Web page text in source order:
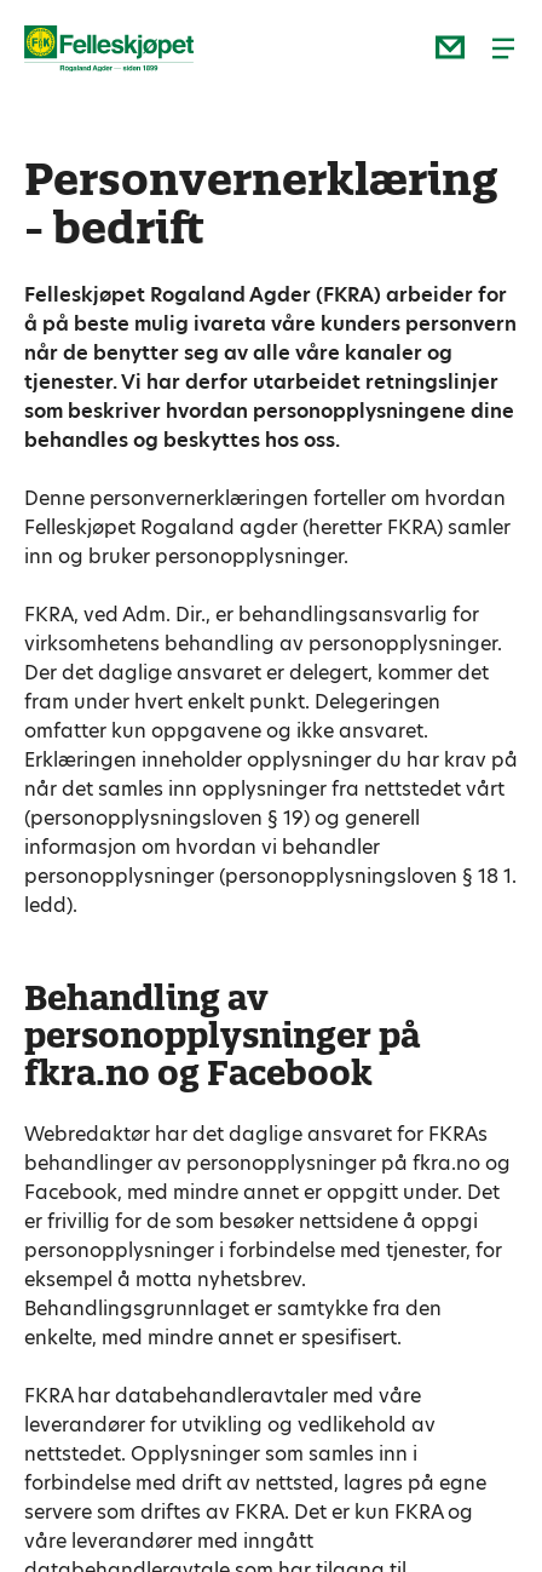
Personvernerklæring
- bedrift
Felleskjøpet Rogaland Agder (FKRA) arbeider for
å på beste mulig ivareta våre kunders personvern
når de benytter seg av alle våre kanaler og
tjenester. Vi har derfor utarbeidet retningslinjer
som beskriver hvordan personopplysningene dine
behandles og beskyttes hos oss.
Denne personvernerklæringen forteller om hvordan
Felleskjøpet Rogaland agder (heretter FKRA) samler
inn og bruker personopplysninger.
FKRA, ved Adm. Dir., er behandlingsansvarlig for
virksomhetens behandling av personopplysninger.
Der det daglige ansvaret er delegert, kommer det
fram under hvert enkelt punkt. Delegeringen
omfatter kun oppgavene og ikke ansvaret.
Erklæringen inneholder opplysninger du har krav på
når det samles inn opplysninger fra nettstedet vårt
(personopplysningsloven § 19) og generell
informasjon om hvordan vi behandler
personopplysninger (personopplysningsloven § 18 1.
ledd).
Behandling av
personopplysninger på
fkra.no og Facebook
Webredaktør har det daglige ansvaret for FKRAs
behandlinger av personopplysninger på fkra.no og
Facebook, med mindre annet er oppgitt under. Det
er frivillig for de som besøker nettsidene å oppgi
personopplysninger i forbindelse med tjenester, for
eksempel å motta nyhetsbrev.
Behandlingsgrunnlaget er samtykke fra den
enkelte, med mindre annet er spesifisert.
FKRA har databehandleravtaler med våre
leverandører for utvikling og vedlikehold av
nettstedet. Opplysninger som samles inn i
forbindelse med drift av nettsted, lagres på egne
servere som driftes av FKRA. Det er kun FKRA og
våre leverandører med inngått